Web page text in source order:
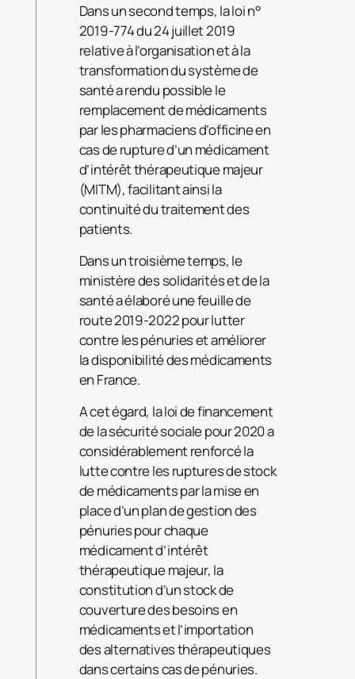
Dans un second temps, la loi n°
2019-774 du 24 juillet 2019
relative à l’organisation et à la
transformation du système de
santé a rendu possible le
remplacement de médicaments
par les pharmaciens d’officine en
cas de rupture d’un médicament
d’intérêt thérapeutique majeur
(MITM), facilitant ainsi la
continuité du traitement des
patients.
Dans un troisième temps, le
ministère des solidarités et de la
santé a élaboré une feuille de
route 2019-2022 pour lutter
contre les pénuries et améliorer
la disponibilité des médicaments
en France.
A cet égard, la loi de financement
de la sécurité sociale pour 2020 a
considérablement renforcé la
lutte contre les ruptures de stock
de médicaments par la mise en
place d’un plan de gestion des
pénuries pour chaque
médicament d’intérêt
thérapeutique majeur, la
constitution d’un stock de
couverture des besoins en
médicaments et l’importation
des alternatives thérapeutiques
dans certains cas de pénuries.